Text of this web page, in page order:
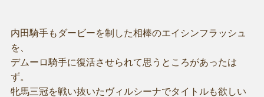
内田騎手もダービーを制した相棒のエイシンフラッシュ
を、
デムーロ騎手に復活させられて思うところがあったは
ず。
牝馬三冠を戦い抜いたヴィルシーナでタイトルも欲しい